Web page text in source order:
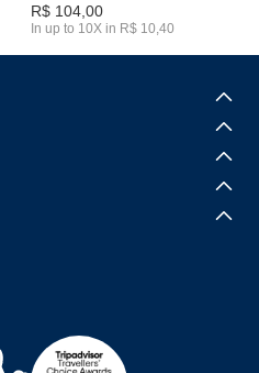
R$ 104,00
In up to 10X in R$ 10,40